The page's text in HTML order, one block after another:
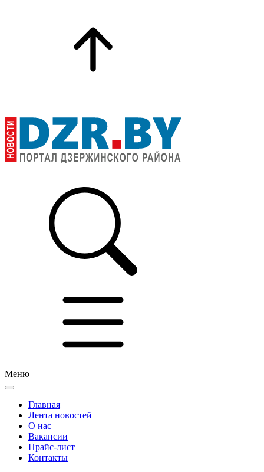
Меню
Главная
Лента новостей
О нас
Вакансии
Прайс-лист
Контакты